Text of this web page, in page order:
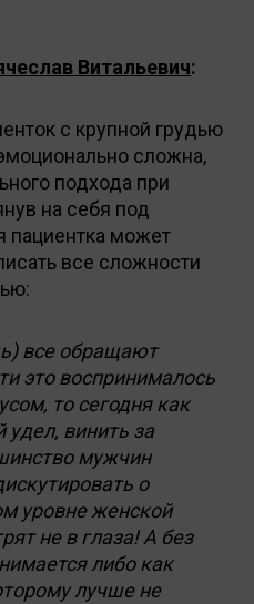
Витальевич:
с крупной грудью
сложна,
подхода при
на себя под
пациентка может
все сложности
все обращают
это воспринималось
то сегодня как
винить за
мужчин
о
уровне женской
не в глаза! А без
либо как
лучше не